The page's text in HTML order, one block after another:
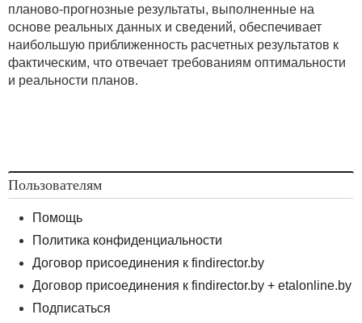
планово-прогнозные результаты, выполненные на
основе реальных данных и сведений, обеспечивает
наибольшую приближенность расчетных результатов к
фактическим, что отвечает требованиям оптимальности
и реальности планов.
Пользователям
Помощь
Политика конфиденциальности
Договор присоединения к findirector.by
Договор присоединения к findirector.by + etalonline.by
Подписаться